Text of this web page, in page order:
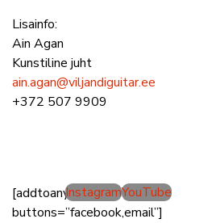
Lisainfo:
Ain Agan
Kunstiline juht
ain.agan@viljandiguitar.ee
+372 507 9909
[addtoany
buttons=”facebook,email”]
InstagramYouTube